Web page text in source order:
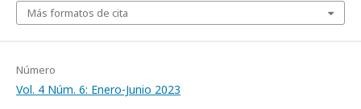
Más formatos de cita
Número
Vol. 4 Núm. 6: Enero-Junio 2023